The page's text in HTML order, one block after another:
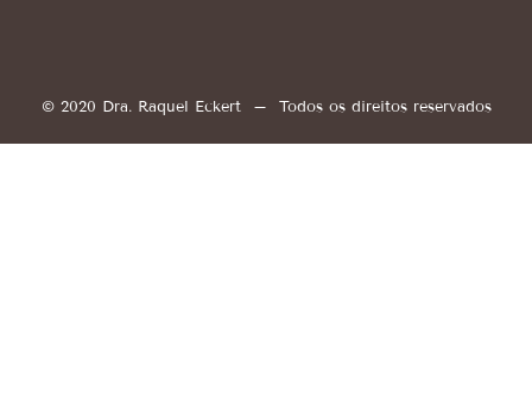
© 2020 Dra. Raquel Eckert – Todos os direitos reservados